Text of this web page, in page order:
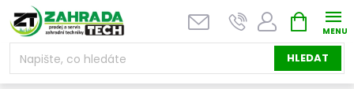
Přejít
na
obsah
HLEDAT
NÁKUPNÍ
KOŠÍK